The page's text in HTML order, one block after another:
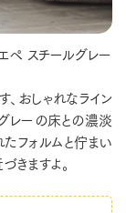
ペ スチールグレー
おしゃれなライン
レーの床との濃淡
フォルムと佇まい
きますよ。